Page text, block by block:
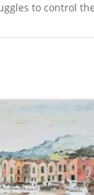
to control